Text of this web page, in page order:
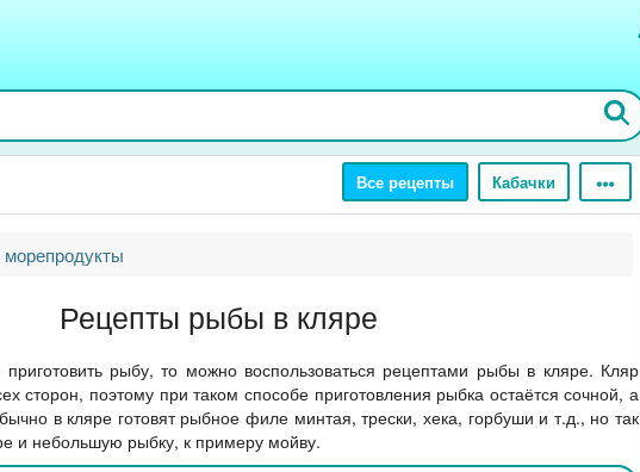
Все рецепты Кабачки
Рецепты рыбы в кляре
приготовить рыбу, то можно воспользоваться рецептами рыбы в кляре. Кляр
сторон, поэтому при таком способе приготовления рыбка остаётся сочной, а
в кляре готовят рыбное филе минтая, трески, хека, горбуши и т.д., но так
и небольшую рыбку, к примеру мойву.